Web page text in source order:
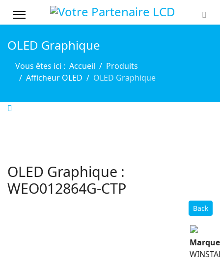
OLED Graphique
Vous êtes ici : Accueil
Produits
Afficheur OLED
OLED Graphique
OLED Graphique :
WEO012864G-CTP
Back
Marque